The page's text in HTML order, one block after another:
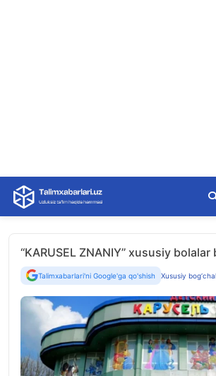
Skip
content
‘‘KARUSEL ZNANIY’’ xususiy bolalar
Talimxabarlari'ni Google'ga qo'shish Xususiy